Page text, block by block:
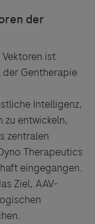
ist
Gentherapie
Intelligenz,
zu entwickeln,
zentralen
Therapeutics
eingegangen.
Ziel, AAV-